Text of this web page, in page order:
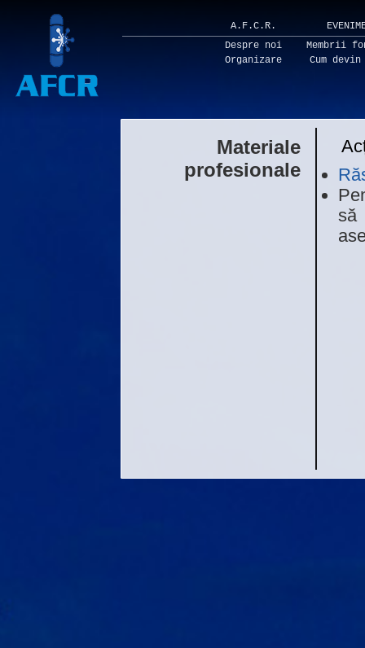
A.F.C.R.
Despre noi
Organizare
Membrii
Cum devin
Materiale
profesionale